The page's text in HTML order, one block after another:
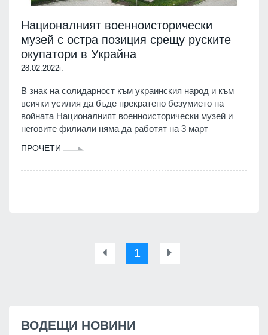
Националният военноисторически
музей с остра позиция срещу руските
окупатори в Украйна
28.02.2022г.
В знак на солидарност към украинския народ и към
всички усилия да бъде прекратено безумието на
войната Националният военноисторически музей и
неговите филиали няма да работят на 3 март
ПРОЧЕТИ
1
ВОДЕЩИ НОВИНИ